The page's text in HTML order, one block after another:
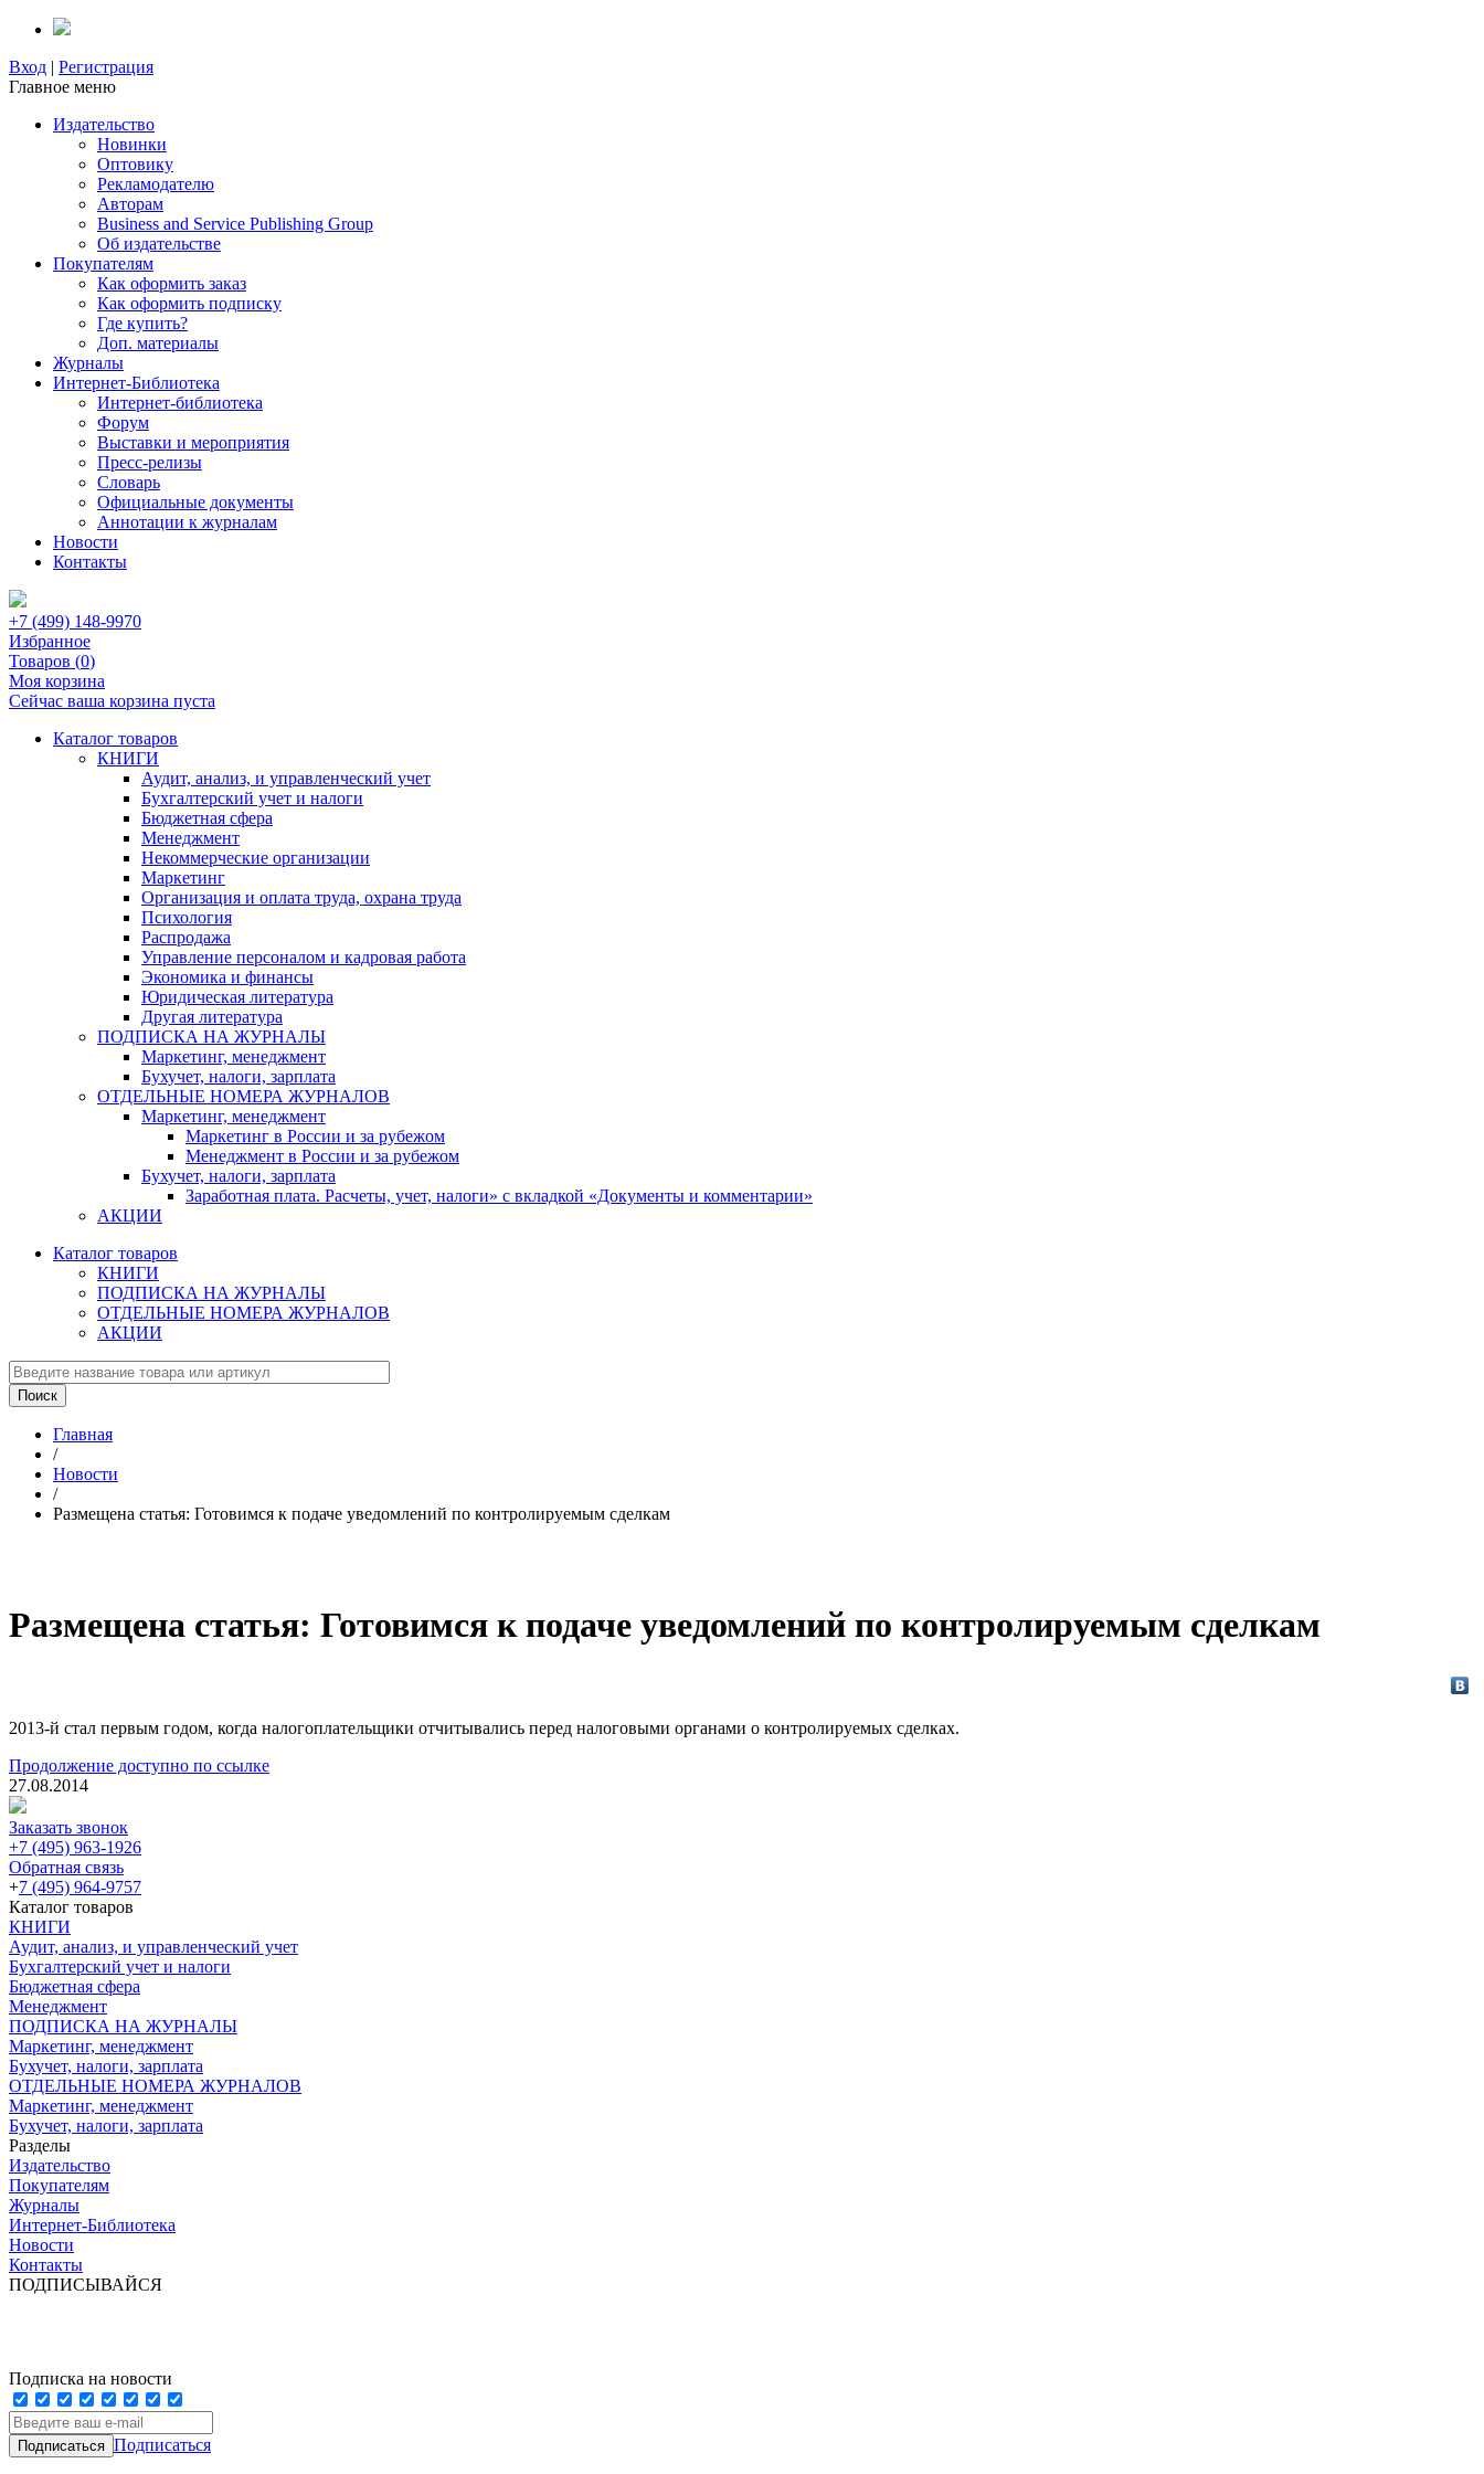
Вход | Регистрация
Главное меню
Издательство
Новинки
Оптовику
Рекламодателю
Авторам
Business and Service Publishing Group
Об издательстве
Покупателям
Как оформить заказ
Как оформить подписку
Где купить?
Доп. материалы
Журналы
Интернет-Библиотека
Интернет-библиотека
Форум
Выставки и мероприятия
Пресс-релизы
Словарь
Официальные документы
Аннотации к журналам
Новости
Контакты
+7 (499) 148-9970
Избранное
Товаров (0)
Моя корзина
Сейчас ваша корзина пуста
Каталог товаров
КНИГИ
Аудит, анализ, и управленческий учет
Бухгалтерский учет и налоги
Бюджетная сфера
Менеджмент
Некоммерческие организации
Маркетинг
Организация и оплата труда, охрана труда
Психология
Распродажа
Управление персоналом и кадровая работа
Экономика и финансы
Юридическая литература
Другая литература
ПОДПИСКА НА ЖУРНАЛЫ
Маркетинг, менеджмент
Бухучет, налоги, зарплата
ОТДЕЛЬНЫЕ НОМЕРА ЖУРНАЛОВ
Маркетинг, менеджмент
Маркетинг в России и за рубежом
Менеджмент в России и за рубежом
Бухучет, налоги, зарплата
Заработная плата. Расчеты, учет, налоги» с вкладкой «Документы и комментарии»
АКЦИИ
Каталог товаров
КНИГИ
ПОДПИСКА НА ЖУРНАЛЫ
ОТДЕЛЬНЫЕ НОМЕРА ЖУРНАЛОВ
АКЦИИ
Главная
/
Новости
/
Размещена статья: Готовимся к подаче уведомлений по контролируемым сделкам
Размещена статья: Готовимся к подаче уведомлений по контролируемым сделкам
2013-й стал первым годом, когда налогоплательщики отчитывались перед налоговыми органами о контролируемых сделках.
Продолжение доступно по ссылке
27.08.2014
Заказать звонок
+7 (495) 963-1926
Обратная связь
+7 (495) 964-9757
Каталог товаров
КНИГИ
Аудит, анализ, и управленческий учет
Бухгалтерский учет и налоги
Бюджетная сфера
Менеджмент
ПОДПИСКА НА ЖУРНАЛЫ
Маркетинг, менеджмент
Бухучет, налоги, зарплата
ОТДЕЛЬНЫЕ НОМЕРА ЖУРНАЛОВ
Маркетинг, менеджмент
Бухучет, налоги, зарплата
Разделы
Издательство
Покупателям
Журналы
Интернет-Библиотека
Новости
Контакты
ПОДПИСЫВАЙСЯ
Подписка на новости
Подписаться